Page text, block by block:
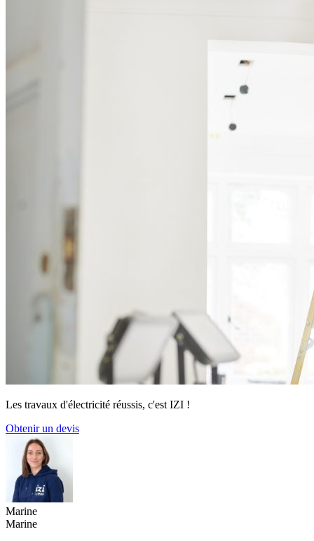
Les travaux d'électricité réussis, c'est IZI !
Obtenir un devis
Marine
Marine